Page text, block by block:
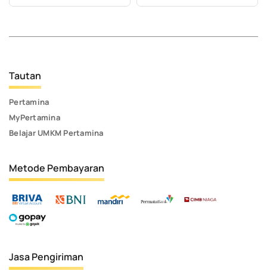
Tautan
Pertamina
MyPertamina
Belajar UMKM Pertamina
Metode Pembayaran
Jasa Pengiriman